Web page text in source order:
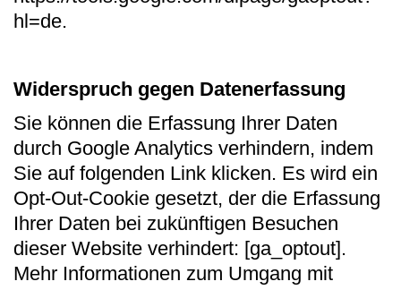
hl=de.
Widerspruch gegen Datenerfassung
Sie können die Erfassung Ihrer Daten
durch Google Analytics verhindern, indem
Sie auf folgenden Link klicken. Es wird ein
Opt-Out-Cookie gesetzt, der die Erfassung
Ihrer Daten bei zukünftigen Besuchen
dieser Website verhindert: [ga_optout].
Mehr Informationen zum Umgang mit